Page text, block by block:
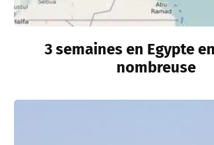
3 semaines en Egypte
nombreuse